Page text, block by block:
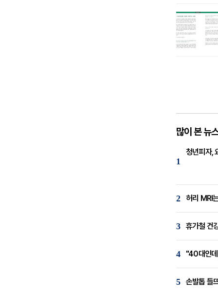
많이 본 뉴
1
청년피자,
2 허리 MRI
3 휴가철 건
4 "40대인
5 손발톱 들